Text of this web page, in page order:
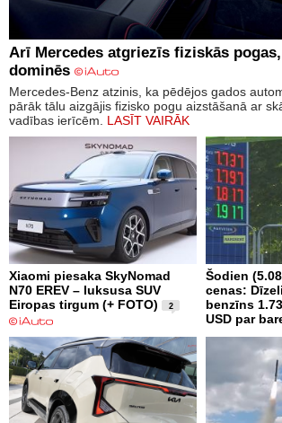
Arī Mercedes atgriezīs fiziskās
dominēs
Mercedes-Benz atzinis, ka pēdējos gados
pārāk tālu aizgājis fizisko pogu aizstāšanā ar
vadības ierīcēm. LASĪT VAIRĀK
Xiaomi piesaka SkyNomad
N70 EREV – luksusa SUV
Eiropas tirgum (+ FOTO)
2
Šodien
cenas:
benzīns
USD par